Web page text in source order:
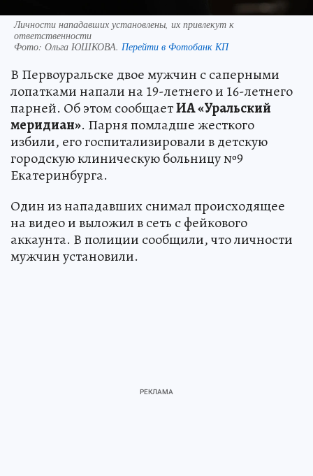
Личности нападавших установлены, их привлекут к
ответственности
Фото: Ольга ЮШКОВА. Перейти в Фотобанк КП
В Первоуральске двое мужчин с саперными
лопатками напали на 19-летнего и 16-летнего
парней. Об этом сообщаетИА «Уральский
меридиан». Парня помладше жесткого
избили, его госпитализировали в детскую
городскую клиническую больницу №9
Екатеринбурга.
Один из нападавших снимал происходящее
на видео и выложил в сеть с фейкового
аккаунта. В полиции сообщили, что личности
мужчин установили.